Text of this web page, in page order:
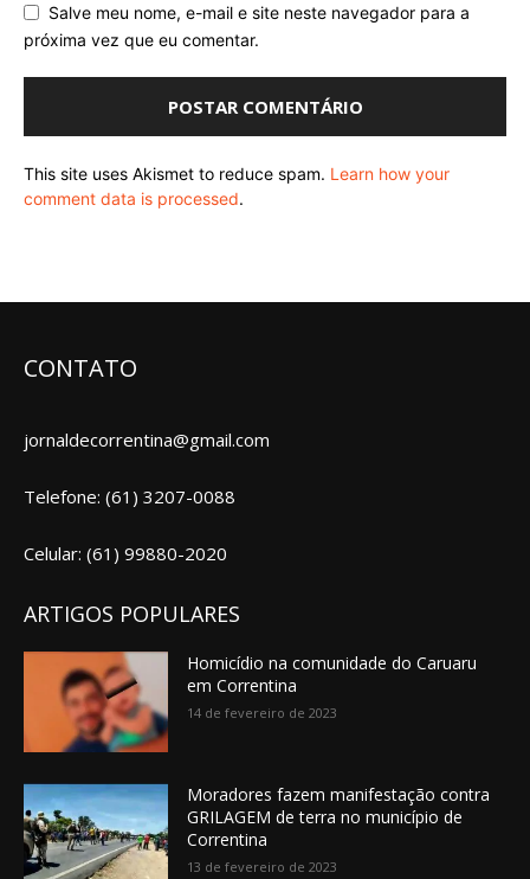
Salve meu nome, e-mail e site neste navegador para a
próxima vez que eu comentar.
This site uses Akismet to reduce spam. Learn how your
comment data is processed.
CONTATO
jornaldecorrentina@gmail.com
Telefone: (61) 3207-0088
Celular: (61) 99880-2020
ARTIGOS POPULARES
Homicídio na comunidade do Caruaru
em Correntina
14 de fevereiro de 2023
Moradores fazem manifestação contra
GRILAGEM de terra no município de
Correntina
13 de fevereiro de 2023